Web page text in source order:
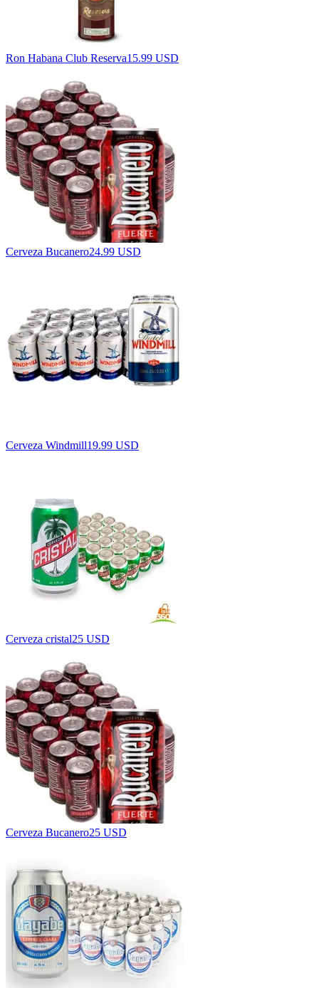
Ron Habana Club Reserva15.99 USD
Cerveza Bucanero24.99 USD
Cerveza Windmill19.99 USD
Cerveza cristal25 USD
Cerveza Bucanero25 USD